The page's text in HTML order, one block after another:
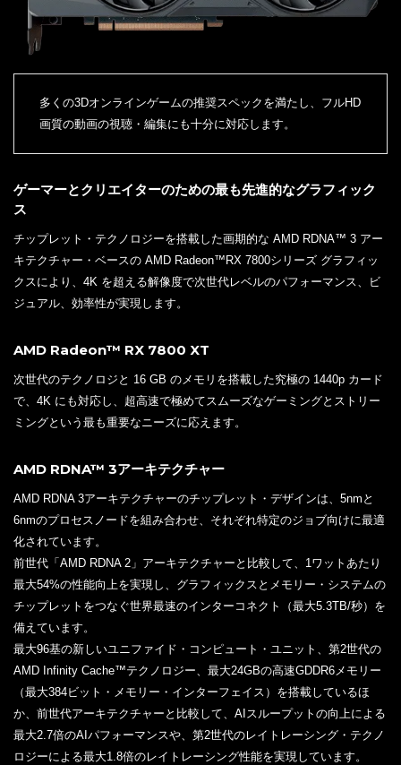
多くの3Dオンラインゲームの推奨スペックを満たし、フルHD
画質の動画の視聴・編集にも十分に対応します。
ゲーマーとクリエイターのための最も先進的なグラフィック
ス
チップレット・テクノロジーを搭載した画期的な AMD RDNA™ 3 アー
キテクチャー・ベースの AMD Radeon™RX 7800シリーズ グラフィッ
クスにより、4K を超える解像度で次世代レベルのパフォーマンス、ビ
ジュアル、効率性が実現します。
AMD Radeon™ RX 7800 XT
次世代のテクノロジと 16 GB のメモリを搭載した究極の 1440p カード
で、4K にも対応し、超高速で極めてスムーズなゲーミングとストリー
ミングという最も重要なニーズに応えます。
AMD RDNA™ 3アーキテクチャー
AMD RDNA 3アーキテクチャーのチップレット・デザインは、5nmと
6nmのプロセスノードを組み合わせ、それぞれ特定のジョブ向けに最適
化されています。
前世代「AMD RDNA 2」アーキテクチャーと比較して、1ワットあたり
最大54%の性能向上を実現し、グラフィックスとメモリー・システムの
チップレットをつなぐ世界最速のインターコネクト（最大5.3TB/秒）を
備えています。
最大96基の新しいユニファイド・コンピュート・ユニット、第2世代の
AMD Infinity Cache™テクノロジー、最大24GBの高速GDDR6メモリー
（最大384ビット・メモリー・インターフェイス）を搭載しているほ
か、前世代アーキテクチャーと比較して、AIスループットの向上による
最大2.7倍のAIパフォーマンスや、第2世代のレイトレーシング・テクノ
ロジーによる最大1.8倍のレイトレーシング性能を実現しています。